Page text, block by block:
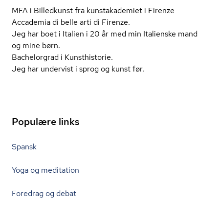
MFA i Billedkunst fra kunstakademiet i Firenze
Accademia di belle arti di Firenze.
Jeg har boet i Italien i 20 år med min Italienske mand
og mine børn.
Bachelorgrad i Kunsthistorie.
Jeg har undervist i sprog og kunst før.
Populære links
Spansk
Yoga og meditation
Foredrag og debat